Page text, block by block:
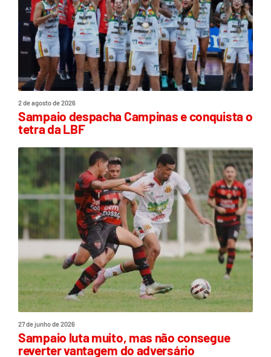
2 de agosto de 2026
Sampaio despacha Campinas e conquista o
tetra da LBF
27 de junho de 2026
Sampaio luta muito, mas não consegue
reverter vantagem do adversário